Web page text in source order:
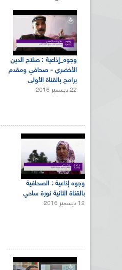
وجوه_إذاعية : صلاح الدين
الأخضري - صحافي ومقدم
برامج بالقناة الأولى
22 ديسمبر 2016
وجوه إذاعية : الصحافية
بالقناة الثانية نورة ساحي
12 ديسمبر 2016